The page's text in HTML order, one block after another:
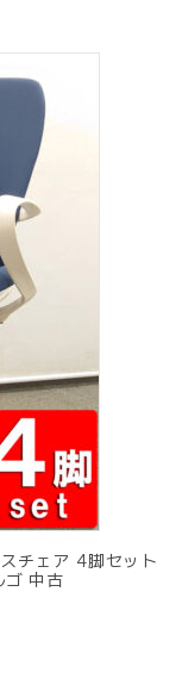
チェア 4脚セット
中古